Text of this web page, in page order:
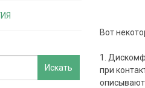
Вот
1.
при
описывают